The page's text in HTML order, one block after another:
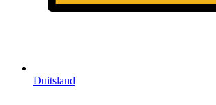
Duitsland